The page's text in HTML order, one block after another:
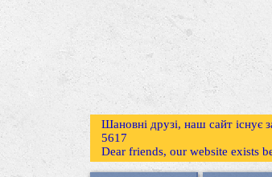
Шановні друзі, наш сайт існує
5617
Dear friends, our website exists